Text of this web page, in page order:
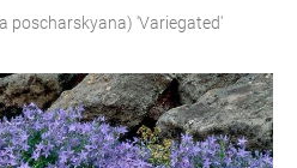
poscharskyana) 'Variegated'